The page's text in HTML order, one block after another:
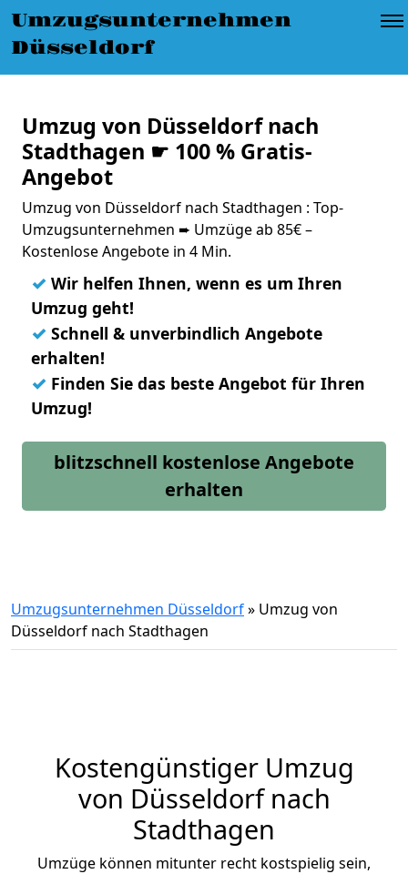
Umzugsunternehmen
Düsseldorf
Umzug von Düsseldorf nach
Stadthagen ☛ 100 % Gratis-
Angebot
Umzug von Düsseldorf nach Stadthagen : Top-
Umzugsunternehmen ➨ Umzüge ab 85€ –
Kostenlose Angebote in 4 Min.
✓ Wir helfen Ihnen, wenn es um Ihren
Umzug geht!
✓ Schnell & unverbindlich Angebote
erhalten!
✓ Finden Sie das beste Angebot für Ihren
Umzug!
blitzschnell kostenlose Angebote
erhalten
Umzugsunternehmen Düsseldorf» Umzug von
Düsseldorf nach Stadthagen
Kostengünstiger Umzug
von Düsseldorf nach
Stadthagen
Umzüge können mitunter recht kostspielig sein,